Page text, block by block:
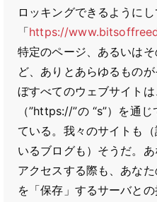
ロッキングできるようにし
「https://
特定のページ、あるいは
ど、ありとあらゆるもの
ぼすべてのウェブサイト
（”https://”の “s”）を通
ている。我々のサイトも
いるブログも）そうだ。
アクセスする際も、あな
を「保存」するサーバと